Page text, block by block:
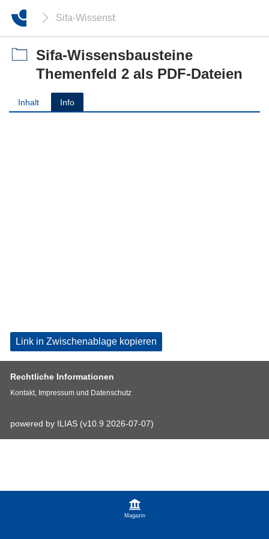
Sifa-Wissensbausteine Themenfeld 2 als PDF-
Magazin
Sifa-Wissensbausteine
Themenfeld 2 als PDF-Dateien
Inhalt Info
Link in Zwischenablage kopieren
Rechtliche Informationen
Kontakt, Impressum und Datenschutz
powered by ILIAS (v10.9 2026-07-07)